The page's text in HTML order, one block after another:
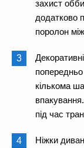
захист
додатково
поролон
попередньо
кількома
під час
Ніжки